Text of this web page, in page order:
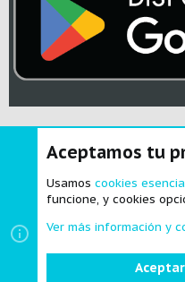
Cookies
Español
Community platform by XenForo
Aceptamos tu
Usamos cookies
funcione, y cookies
Ver más información y